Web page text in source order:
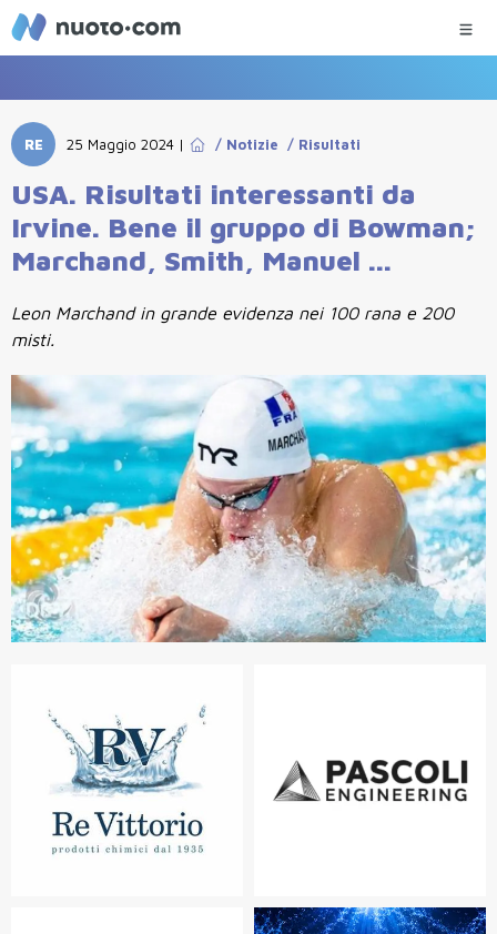
RE 25 Maggio 2024 | / Notizie / Risultati
USA. Risultati interessanti da
Irvine. Bene il gruppo di Bowman;
Marchand, Smith, Manuel ...
Leon Marchand in grande evidenza nei 100 rana e 200
misti.